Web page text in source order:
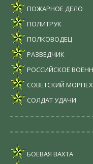
ПОЖАРНОЕ ДЕЛО
ПОЛИТРУК
ПОЛКОВОДЕЦ
РАЗВЕДЧИК
РОССИЙСКОЕ
СОВЕТСКИЙ МОРПЕХ
СОЛДАТ УДАЧИ
БОЕВАЯ ВАХТА